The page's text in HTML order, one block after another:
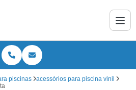
piscinas
acessórios para piscina vinil